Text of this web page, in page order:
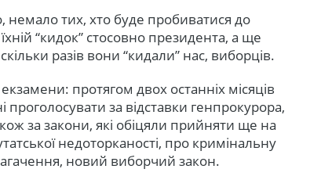
тих, хто буде пробиватися до
“кидок” стосовно президента, а ще
разів вони “кидали” нас, виборців.
протягом двох останніх місяців
проголосувати за відставки генпрокурора,
за закони, які обіцяли прийняти ще на
недоторканості, про кримінальну
новий виборчий закон.